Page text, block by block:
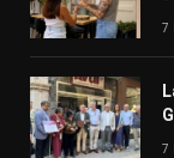
7
7